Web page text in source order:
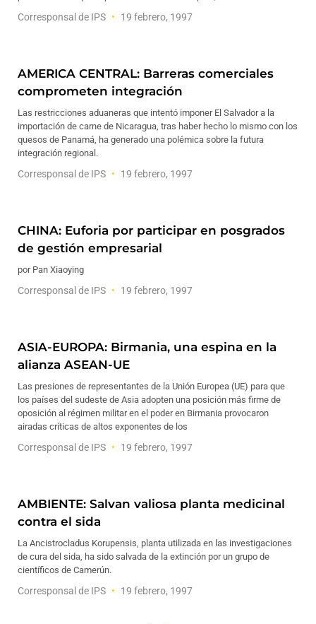
Corresponsal de IPS 19 febrero, 1997
AMERICA CENTRAL: Barreras comerciales
comprometen integración
Las restricciones aduaneras que intentó imponer El Salvador a la
importación de carne de Nicaragua, tras haber hecho lo mismo con los
quesos de Panamá, ha generado una polémica sobre la futura
integración regional.
Corresponsal de IPS 19 febrero, 1997
CHINA: Euforia por participar en posgrados
de gestión empresarial
por Pan Xiaoying
Corresponsal de IPS 19 febrero, 1997
ASIA-EUROPA: Birmania, una espina en la
alianza ASEAN-UE
Las presiones de representantes de la Unión Europea (UE) para que
los países del sudeste de Asia adopten una posición más firme de
oposición al régimen militar en el poder en Birmania provocaron
airadas críticas de altos exponentes de los
Corresponsal de IPS 19 febrero, 1997
AMBIENTE: Salvan valiosa planta medicinal
contra el sida
La Ancistrocladus Korupensis, planta utilizada en las investigaciones
de cura del sida, ha sido salvada de la extinción por un grupo de
científicos de Camerún.
Corresponsal de IPS 19 febrero, 1997